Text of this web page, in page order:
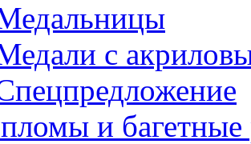
с
и багетные